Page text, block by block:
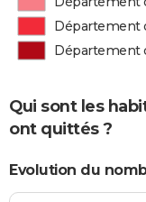
Département
Département
Qui sont les
ont quittés ?
Evolution du